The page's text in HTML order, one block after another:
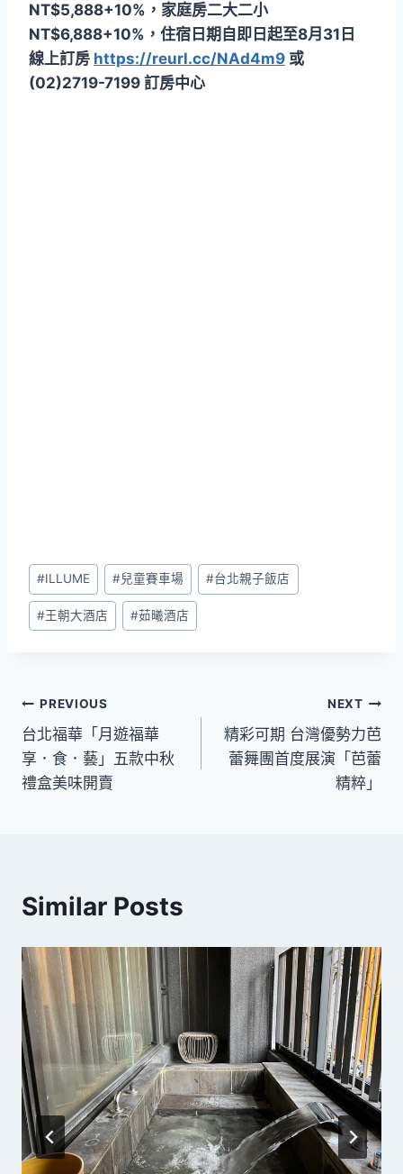
NT$5,888+10%，家庭房二大二小
NT$6,888+10%，住宿日期自即日起至8月31日
線上訂房 https://reurl.cc/NAd4m9 或
(02)2719-7199 訂房中心
Post
Tags:
#ILLUME #兒童賽車場 #台北親子飯店
#王朝大酒店 #茹曦酒店
文
章
導
PREVIOUS
台北福華「月遊福華
享．食．藝」五款中秋
禮盒美味開賣
NEXT
精彩可期 台灣優勢力芭
蕾舞團首度展演「芭蕾
精粹」
Similar Posts